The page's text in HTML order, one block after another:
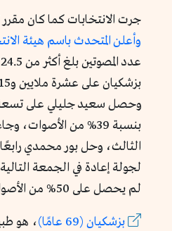
جرت الانتخابات كما كان مقرر لها في
وأعلن المتحدث باسم هيئة
بنسبة 39% من الأصوات،
الثالث، وحل بور محمدي
لم يحصل على 50% من الأصوات.
بزشكيان (69 عامًا)
، هو